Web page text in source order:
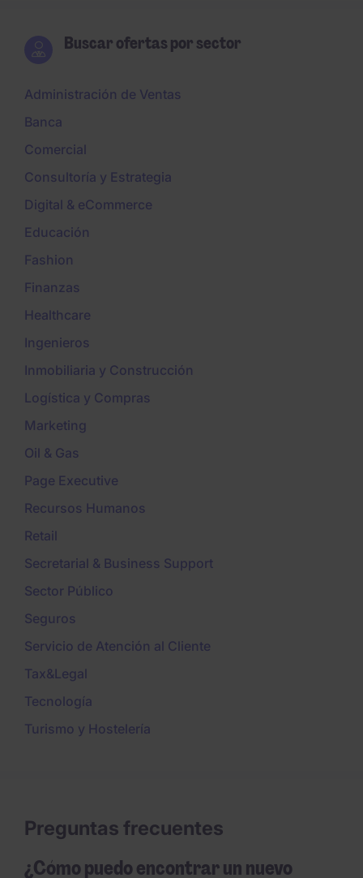
Buscar ofertas por sector
Administración de Ventas
Banca
Comercial
Consultoría y Estrategia
Digital & eCommerce
Educación
Fashion
Finanzas
Healthcare
Ingenieros
Inmobiliaria y Construcción
Logística y Compras
Marketing
Oil & Gas
Page Executive
Recursos Humanos
Retail
Secretarial & Business Support
Sector Público
Seguros
Servicio de Atención al Cliente
Tax&Legal
Tecnología
Turismo y Hostelería
Preguntas frecuentes
¿Cómo puedo encontrar un nuevo